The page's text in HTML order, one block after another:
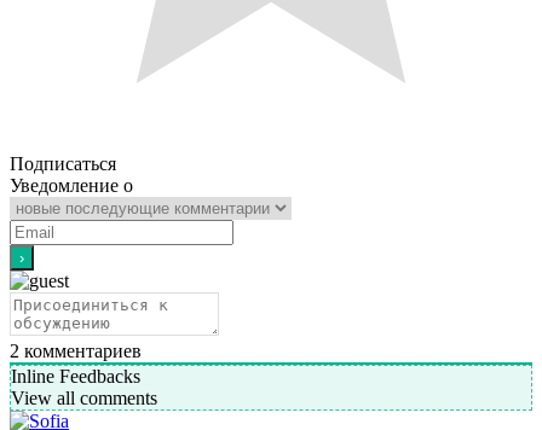
Подписаться
Уведомление о
2 комментариев
Inline Feedbacks
View all comments